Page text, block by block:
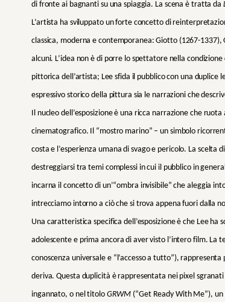
di fronte ai bagnanti su una spiaggia. La scena è tratta da
L’artista ha sviluppato un forte concetto di
classica, moderna e contemporanea: Giotto (1267-
alcuni. L’idea non è di porre lo spettatore nella
pittorica dell’artista; Lee sfida il pubblico con una duplice
espressivo storico della pittura sia le narrazioni che
Il nucleo dell’esposizione è una ricca narrazione che
cinematografico. Il “mostro marino” – un simbolo
costa e l’esperienza umana di svago e pericolo. La
destreggiarsi tra temi complessi in cui il pubblico in
incarna il concetto di un’“ombra invisibile” che aleggia
intrecciamo intorno a ciò che si trova appena fuori dalla
Una caratteristica specifica dell’esposizione è che Lee
adolescente e prima ancora di aver visto l’intero film. La
conoscenza universale e “l’accesso a tutto”),
deriva. Questa duplicità è rappresentata nei pixel
ingannato, o nel titolo GRWM (“Get Ready With Me”),